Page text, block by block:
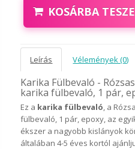
KOSÁRBA
Leírás Vélemények (0)
Karika Fülbevaló -
karika fülbevaló, 1 pár,
Ez a karika fülbevaló, a
fülbevaló, 1 pár, epoxy, az
ékszer a nagyobb kislányok
általában 4-5 éves kortól